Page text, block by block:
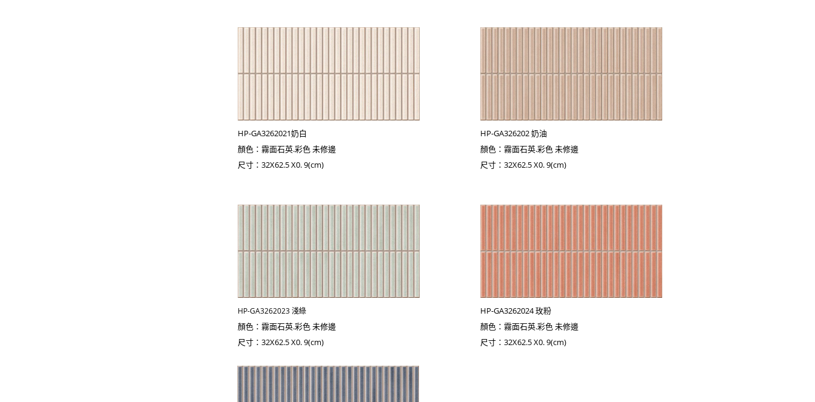
HP-GA3262021奶白
顏色：霧面石英.彩色 未修邊
尺寸：32X62.5 X0. 9(cm)
HP-GA326202 奶油
顏色：霧面石英.彩色 未修邊
尺寸：32X62.5 X0. 9(cm)
HP-GA3262023 淺綠
顏色：霧面石英.彩色 未修邊
尺寸：32X62.5 X0. 9(cm)
HP-GA3262024 玫粉
顏色：霧面石英.彩色 未修邊
尺寸：32X62.5 X0. 9(cm)